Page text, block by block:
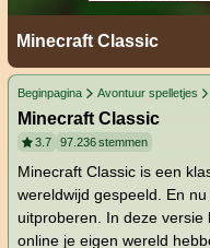
Minecraft Classic
Beginpagina Avontuur spelletjes
Minecraft Classic
3.7 97.236stemmen
Minecraft Classic is een
wereldwijd gespeeld. En
uitproberen. In deze
online je eigen wereld